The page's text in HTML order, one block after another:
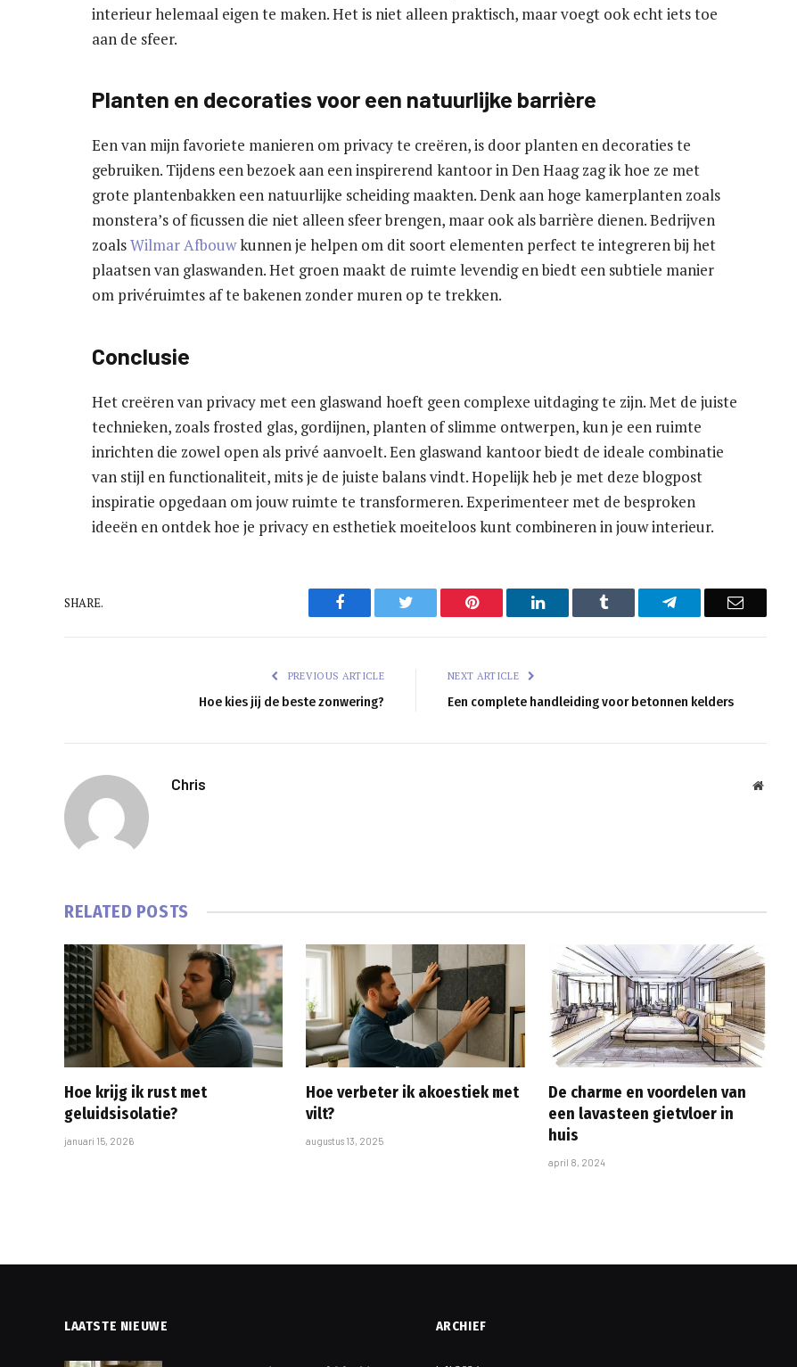
interieur helemaal eigen te maken. Het is niet alleen praktisch, maar voegt ook echt iets toe
aan de sfeer.
Planten en decoraties voor een natuurlijke barrière
Een van mijn favoriete manieren om privacy te creëren, is door planten en decoraties te
gebruiken. Tijdens een bezoek aan een inspirerend kantoor in Den Haag zag ik hoe ze met
grote plantenbakken een natuurlijke scheiding maakten. Denk aan hoge kamerplanten zoals
monstera’s of ficussen die niet alleen sfeer brengen, maar ook als barrière dienen. Bedrijven
zoalsWilmar Afbouwkunnen je helpen om dit soort elementen perfect te integreren bij het
plaatsen van glaswanden. Het groen maakt de ruimte levendig en biedt een subtiele manier
om privéruimtes af te bakenen zonder muren op te trekken.
Conclusie
Het creëren van privacy met een glaswand hoeft geen complexe uitdaging te zijn. Met de juiste
technieken, zoals frosted glas, gordijnen, planten of slimme ontwerpen, kun je een ruimte
inrichten die zowel open als privé aanvoelt. Een glaswand kantoor biedt de ideale combinatie
van stijl en functionaliteit, mits je de juiste balans vindt. Hopelijk heb je met deze blogpost
inspiratie opgedaan om jouw ruimte te transformeren. Experimenteer met de besproken
ideeën en ontdek hoe je privacy en esthetiek moeiteloos kunt combineren in jouw interieur.
SHARE. Facebook Twitter Pinterest LinkedIn Tumblr Telegram Email
PREVIOUS ARTICLE
Hoe kies jij de beste zonwering?
NEXT ARTICLE
Een complete handleiding voor betonnen kelders
Chris Website
RELATED POSTS
Hoe krijg ik rust met
geluidsisolatie?
januari 15, 2026
Hoe verbeter ik akoestiek met
vilt?
augustus 13, 2025
De charme en voordelen van
een lavasteen gietvloer in
huis
april 8, 2024
LAATSTE NIEUWE ARCHIEF